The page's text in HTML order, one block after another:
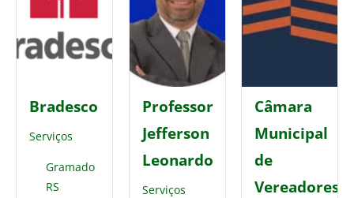
Bradesco
Serviços
Gramado
RS
Professor
Jefferson
Leonardo
Serviços
Câmara
Municipal
de
Vereadores